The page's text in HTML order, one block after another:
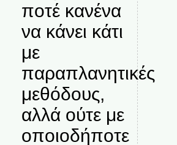
ποτέ κανένα
να κάνει κάτι
με
παραπλανητικές
μεθόδους,
αλλά ούτε με
οποιοδήποτε